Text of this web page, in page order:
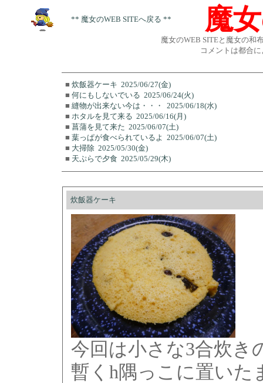
** 魔女のWEB SITEへ戻る ** 魔
魔女のWEB SITEと魔女の和
コメントは都合
■ 炊飯器ケーキ 2025/06/27(金)
■ 何にもしないでいる 2025/06/24(火)
■ 縫物が出来ない今は・・・
2025/06/18(水)
■ ホタルを見て来る 2025/06/16(月)
■ 菖蒲を見て来た 2025/06/07(土)
■ 葉っぱが食べられているよ 2025/06/07(土)
■ 大掃除 2025/05/30(金)
■ 天ぷらで夕食 2025/05/29(木)
炊飯器ケーキ
今回は小さな3合炊き
暫くh隅っこに置いた